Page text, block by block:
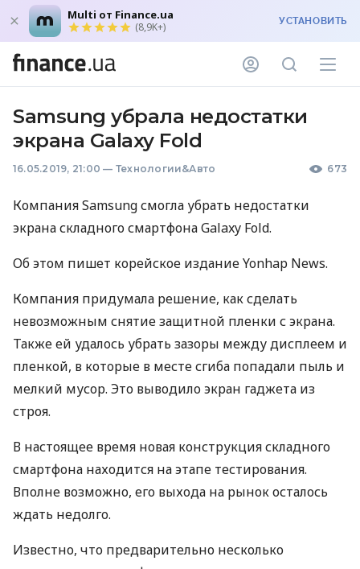
Multi от Finance.ua
(8,9K+) УСТАНОВИТЬ
Samsung убрала недостатки
экрана Galaxy Fold
16.05.2019, 21:00 — Технологии&Авто 673
Компания Samsung смогла убрать недостатки
экрана складного смартфона Galaxy Fold.
Об этом пишет корейское издание Yonhap News.
Компания придумала решение, как сделать
невозможным снятие защитной пленки с экрана.
Также ей удалось убрать зазоры между дисплеем и
пленкой, в которые в месте сгиба попадали пыль и
мелкий мусор. Это выводило экран гаджета из
строя.
В настоящее время новая конструкция складного
смартфона находится на этапе тестирования.
Вполне возможно, его выхода на рынок осталось
ждать недолго.
Известно, что предварительно несколько